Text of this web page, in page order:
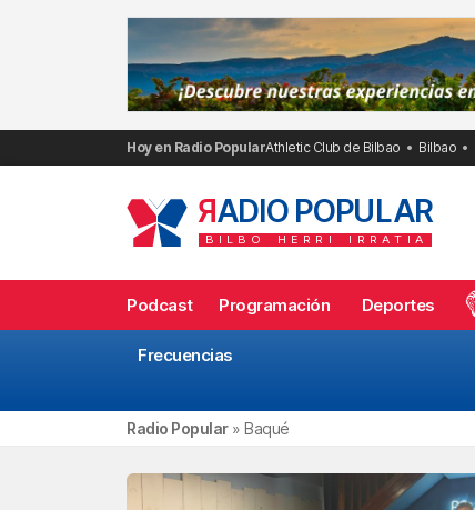
Hoy en Radio PopularAthletic Club de Bilbao Bilbao
RADIO POPULAR
BILBO HERRI IRRATIA
Podcast Programación Deportes
Frecuencias
Radio Popular» Baqué